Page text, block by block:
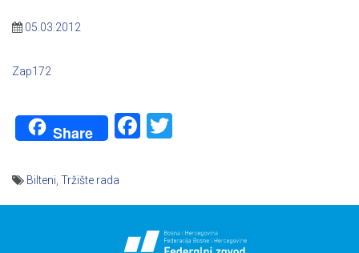
05.03.2012
Zap172
Share Facebook
Bilteni Tržište rada